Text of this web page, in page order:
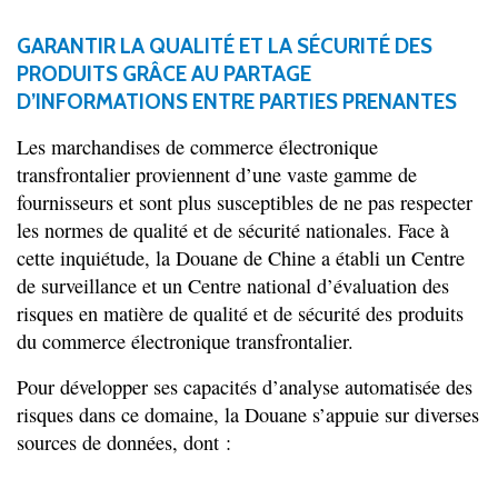
GARANTIR LA QUALITÉ ET LA SÉCURITÉ DES
PRODUITS GRÂCE AU PARTAGE
D’INFORMATIONS ENTRE PARTIES PRENANTES
Les marchandises de commerce électronique
transfrontalier proviennent d’une vaste gamme de
fournisseurs et sont plus susceptibles de ne pas respecter
les normes de qualité et de sécurité nationales. Face à
cette inquiétude, la Douane de Chine a établi un Centre
de surveillance et un Centre national d’évaluation des
risques en matière de qualité et de sécurité des produits
du commerce électronique transfrontalier.
Pour développer ses capacités d’analyse automatisée des
risques dans ce domaine, la Douane s’appuie sur diverses
sources de données, dont :